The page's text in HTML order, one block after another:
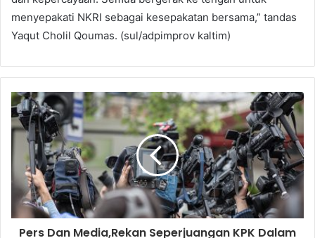
menyepakati NKRI sebagai kesepakatan bersama,” tandas
Yaqut Cholil Qoumas. (sul/adpimprov kaltim)
Pers Dan Media,Rekan Seperjuangan KPK Dalam